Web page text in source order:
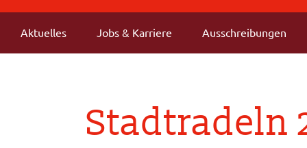
Aktuelles Jobs & Karriere Ausschreibungen
Stadtradeln